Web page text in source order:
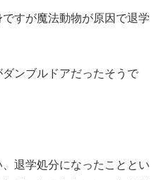
すが魔法動物が原因で退学
ンブルドアだったそうで
退学処分になったこととい